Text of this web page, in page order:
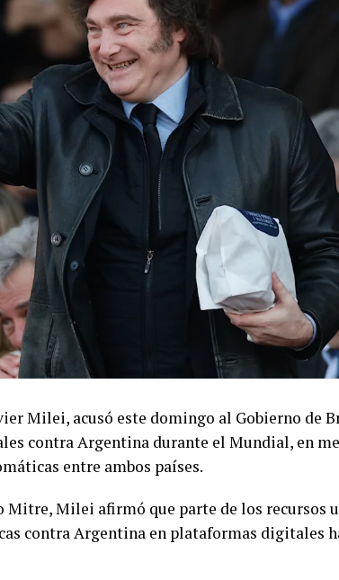
Milei, acusó este domingo al Gobierno de
contra Argentina durante el Mundial, en
entre ambos países.
Mitre, Milei afirmó que parte de los recursos
contra Argentina en plataformas digitales